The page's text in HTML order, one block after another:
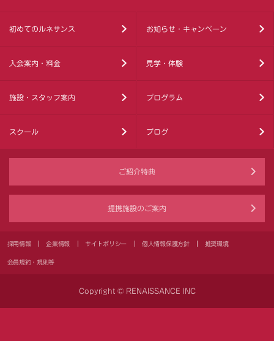
初めてのルネサンス お知らせ・キャンペーン
入会案内・料金 見学・体験
施設・スタッフ案内 プログラム
スクール ブログ
ご紹介特典
提携施設のご案内
採用情報 企業情報 サイトポリシー 個人情報保護方針 推奨環境
会員規約・規則等
Copyright © RENAISSANCE INC